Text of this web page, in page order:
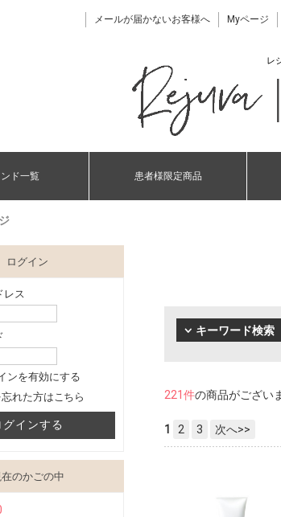
メールが届かないお客様へ Myページ
レ
ド一覧 患者様限定商品
ログイン
レス
ンを有効にする
れた方はこちら
のかごの中
キーワード検索
221件の商品がござい
1 2 3 次へ>>